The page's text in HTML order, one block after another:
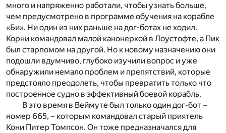
много и напряженно работали, чтобы узнать больше,
чем предусмотрено в программе обучения на корабле
«Би». Ни один из них раньше на дог-ботах не ходил.
Корни командовал малой канонеркой в Лоустофте, а Пик
был старпомом на другой. Но к новому назначению они
подошли вдумчиво, глубоко изучили вопрос и уже
обнаружили немало проблем и препятствий, которые
предстояло преодолеть, чтобы превратить только что
построенное судно в эффективный боевой корабль.
В это время в Веймуте был только один дог-бот –
номер 665, – которым командовал старый приятель
Кони Питер Томпсон. Он тоже предназначался для